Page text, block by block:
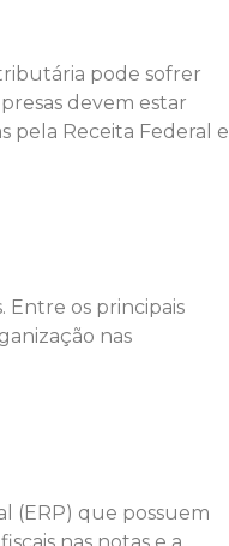
pode sofrer
devem estar
pela Receita Federal e
Entre os principais
nas
(ERP) que possuem